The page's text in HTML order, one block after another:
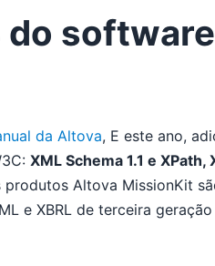
da Altova, E este ano,
XML Schema 1.1 e XPath,
Altova MissionKit
e XBRL de terceira